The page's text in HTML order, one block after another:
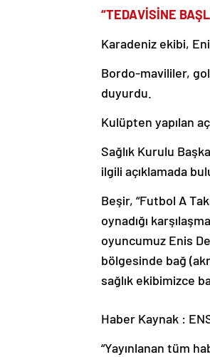
“TEDAVİSİNE
Karadeniz ekibi,
Bordo-mavililer,
duyurdu.
Kulüpten yapılan
Sağlık Kurulu
ilgili açıklamada
Beşir, “Futbol A
oynadığı
oyuncumuz Enis
bölgesinde bağ
sağlık ekibimizce
Haber Kaynak :
“Yayınlanan tüm